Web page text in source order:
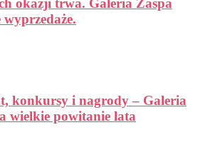
okazji trwa. Galeria Zaspa
konkursy i nagrody – Galeria
wielkie powitanie lata